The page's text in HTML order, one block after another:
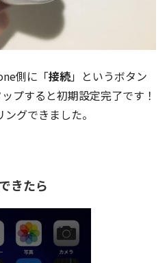
側に「接続」というボタン
プすると初期設定完了です！
グできました。
きたら